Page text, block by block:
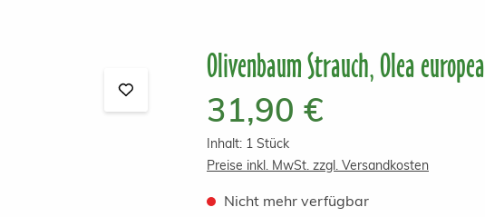
Olivenbaum Strauch, Olea europea
Regulärer Preis:
31,90 €
Inhalt: 1 Stück
Preise inkl. MwSt. zzgl. Versandkosten
Nicht mehr verfügbar